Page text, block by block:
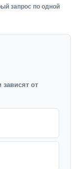
запрос по одной
зависят от